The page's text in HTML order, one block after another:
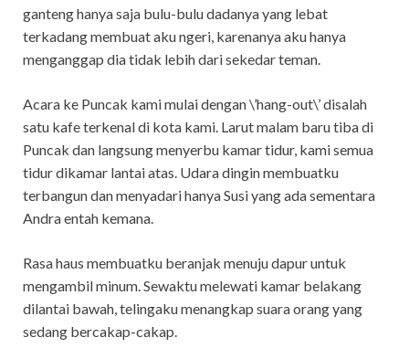
ganteng hanya saja bulu-bulu dadanya yang lebat
terkadang membuat aku ngeri, karenanya aku hanya
menganggap dia tidak lebih dari sekedar teman.
Acara ke Puncak kami mulai dengan \’hang-out\’ disalah
satu kafe terkenal di kota kami. Larut malam baru tiba di
Puncak dan langsung menyerbu kamar tidur, kami semua
tidur dikamar lantai atas. Udara dingin membuatku
terbangun dan menyadari hanya Susi yang ada sementara
Andra entah kemana.
Rasa haus membuatku beranjak menuju dapur untuk
mengambil minum. Sewaktu melewati kamar belakang
dilantai bawah, telingaku menangkap suara orang yang
sedang bercakap-cakap.